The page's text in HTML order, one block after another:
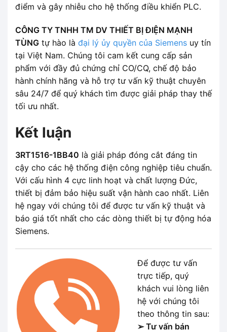
điểm và gây nhiễu cho hệ thống điều khiển PLC.
CÔNG TY TNHH TM DV THIẾT BỊ ĐIỆN MẠNH
TÙNG tự hào là đại lý ủy quyền của Siemens uy tín
tại Việt Nam. Chúng tôi cam kết cung cấp sản
phẩm với đầy đủ chứng chỉ CO/CQ, chế độ bảo
hành chính hãng và hỗ trợ tư vấn kỹ thuật chuyên
sâu 24/7 để quý khách tìm được giải pháp thay thế
tối ưu nhất.
Kết luận
3RT1516-1BB40 là giải pháp đóng cắt đáng tin
cậy cho các hệ thống điện công nghiệp tiêu chuẩn.
Với cấu hình 4 cực linh hoạt và chất lượng Đức,
thiết bị đảm bảo hiệu suất vận hành cao nhất. Liên
hệ ngay với chúng tôi để được tư vấn kỹ thuật và
báo giá tốt nhất cho các dòng thiết bị tự động hóa
Siemens.
Để được tư vấn
trực tiếp, quý
khách vui lòng liên
hệ với chúng tôi
theo thông tin sau:
➢ Tư vấn bán